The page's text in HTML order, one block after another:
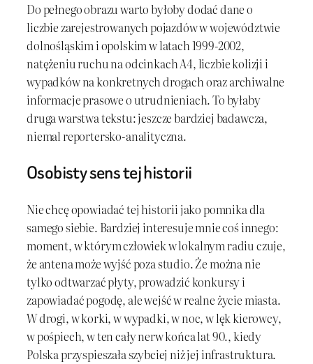
Do pełnego obrazu warto byłoby dodać dane o
liczbie zarejestrowanych pojazdów w województwie
dolnośląskim i opolskim w latach 1999-2002,
natężeniu ruchu na odcinkach A4, liczbie kolizji i
wypadków na konkretnych drogach oraz archiwalne
informacje prasowe o utrudnieniach. To byłaby
druga warstwa tekstu: jeszcze bardziej badawcza,
niemal reportersko-analityczna.
Osobisty sens tej historii
Nie chcę opowiadać tej historii jako pomnika dla
samego siebie. Bardziej interesuje mnie coś innego:
moment, w którym człowiek w lokalnym radiu czuje,
że antena może wyjść poza studio. Że można nie
tylko odtwarzać płyty, prowadzić konkursy i
zapowiadać pogodę, ale wejść w realne życie miasta.
W drogi, w korki, w wypadki, w noc, w lęk kierowcy,
w pośpiech, w ten cały nerw końca lat 90., kiedy
Polska przyspieszała szybciej niż jej infrastruktura.